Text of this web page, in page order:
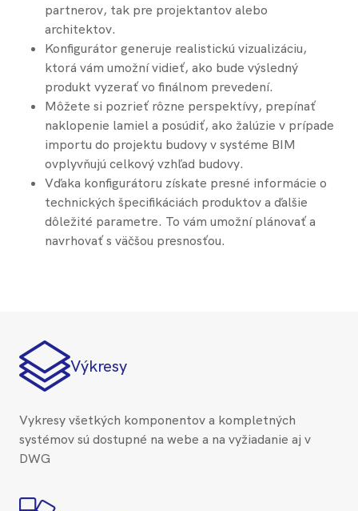
partnerov, tak pre projektantov alebo
architektov.
Konfigurátor generuje realistickú vizualizáciu,
ktorá vám umožní vidieť, ako bude výsledný
produkt vyzerať vo finálnom prevedení.
Môžete si pozrieť rôzne perspektívy, prepínať
naklopenie lamiel a posúdiť, ako žalúzie v prípade
importu do projektu budovy v systéme BIM
ovplyvňujú celkový vzhľad budovy.
Vďaka konfigurátoru získate presné informácie o
technických špecifikáciách produktov a ďalšie
dôležité parametre. To vám umožní plánovať a
navrhovať s väčšou presnosťou.
Výkresy
Vykresy všetkých komponentov a kompletných
systémov sú dostupné na webe a na vyžiadanie aj v
DWG